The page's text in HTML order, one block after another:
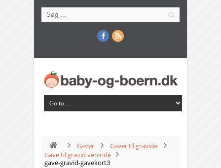
Gaver
Gaver til gravide
Gave til gravid veninde
gave-gravid-gavekort3